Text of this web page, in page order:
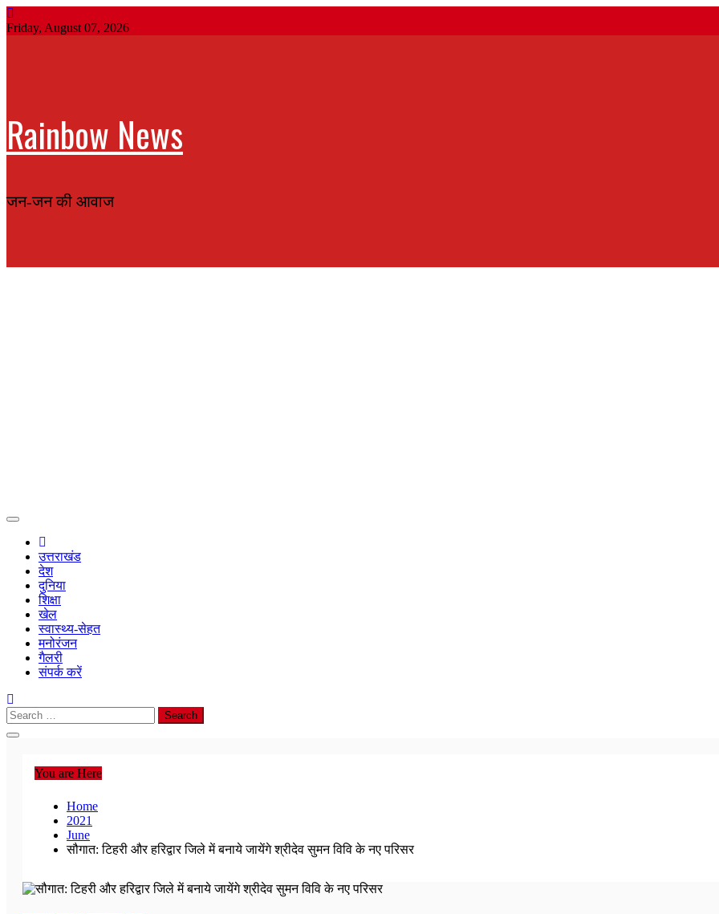
Friday, August 07, 2026
Rainbow News
जन-जन की आवाज
उत्तराखंड
देश
दुनिया
शिक्षा
खेल
स्वास्थ्य-सेहत
मनोरंजन
गैलरी
संपर्क करें
You are Here
Home
2021
June
सौगात: टिहरी और हरिद्वार जिले में बनाये जायेंगे श्रीदेव सुमन विवि के नए परिसर